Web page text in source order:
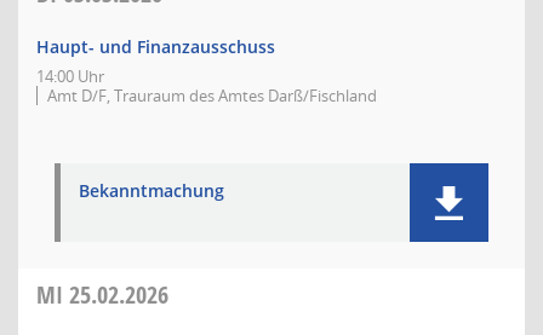
Haupt- und Finanzausschuss
14:00 Uhr
Amt D/F, Trauraum des Amtes Darß/Fischland
Bekanntmachung
MI 25.02.2026